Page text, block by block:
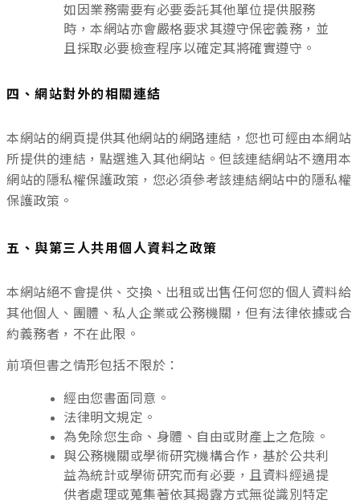
如因業務需要有必要委託其他單位提供服務
時，本網站亦會嚴格要求其遵守保密義務，並
且採取必要檢查程序以確定其將確實遵守。
四、網站對外的相關連結
本網站的網頁提供其他網站的網路連結，您也可經由本網站
所提供的連結，點選進入其他網站。但該連結網站不適用本
網站的隱私權保護政策，您必須參考該連結網站中的隱私權
保護政策。
五、與第三人共用個人資料之政策
本網站絕不會提供、交換、出租或出售任何您的個人資料給
其他個人、團體、私人企業或公務機關，但有法律依據或合
約義務者，不在此限。
前項但書之情形包括不限於：
經由您書面同意。
法律明文規定。
為免除您生命、身體、自由或財產上之危險。
與公務機關或學術研究機構合作，基於公共利
益為統計或學術研究而有必要，且資料經過提
供者處理或蒐集著依其揭露方式無從識別特定